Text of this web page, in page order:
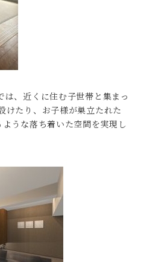
は、近くに住む子世帯と集まっ
けたり、お子様が巣立たれた
うな落ち着いた空間を実現し